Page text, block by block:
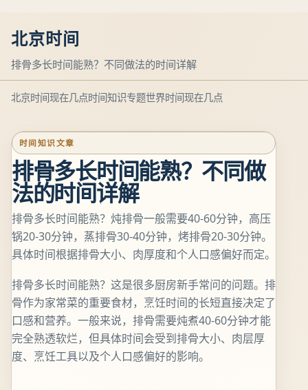
北京时间
排骨多长时间能熟？不同做法的时间详解
北京时间现在几点时间知识专题世界时间现在几点
时间知识文章
排骨多长时间能熟？不同做
法的时间详解
排骨多长时间能熟？炖排骨一般需要40-60分钟，高压
锅20-30分钟，蒸排骨30-40分钟，烤排骨20-30分钟。
具体时间根据排骨大小、肉厚度和个人口感偏好而定。
排骨多长时间能熟？这是很多厨房新手常问的问题。排
骨作为家常菜的重要食材，烹饪时间的长短直接决定了
口感和营养。一般来说，排骨需要炖煮40-60分钟才能
完全熟透软烂，但具体时间会受到排骨大小、肉层厚
度、烹饪工具以及个人口感偏好的影响。